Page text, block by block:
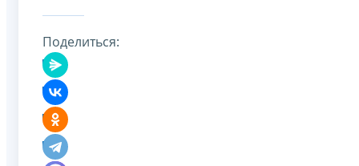
Поделиться: